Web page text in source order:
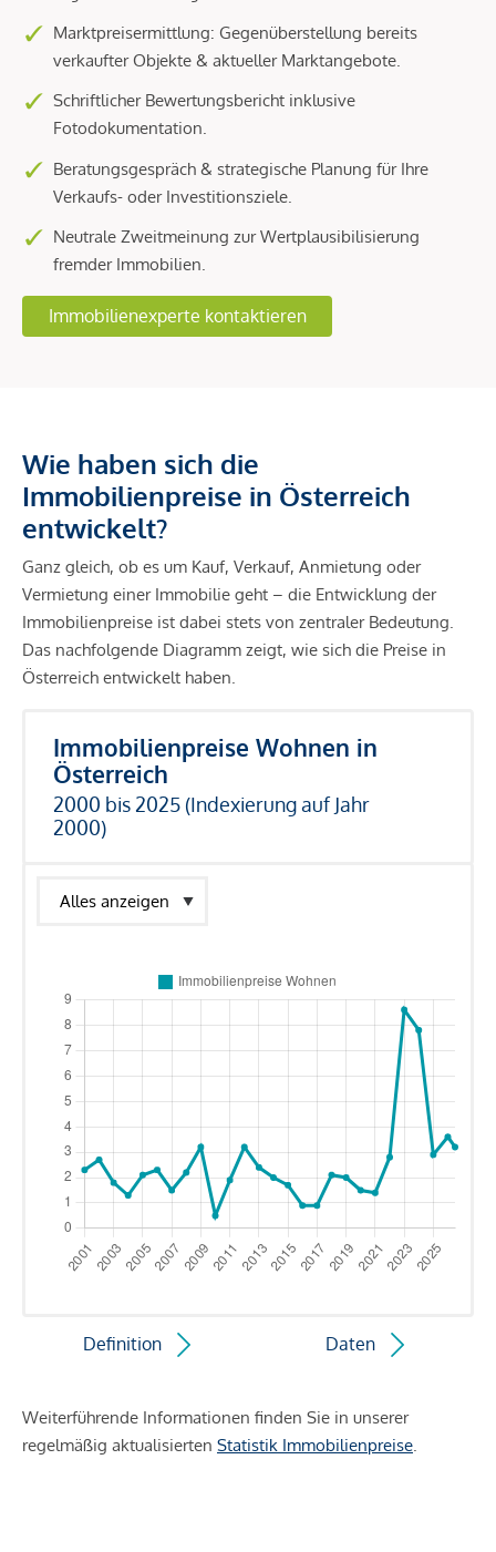
Marktpreisermittlung: Gegenüberstellung bereits
verkaufter Objekte & aktueller Marktangebote.
Schriftlicher Bewertungsbericht inklusive
Fotodokumentation.
Beratungsgespräch & strategische Planung für Ihre
Verkaufs- oder Investitionsziele.
Neutrale Zweitmeinung zur Wertplausibilisierung
fremder Immobilien.
Immobilienexperte kontaktieren
Wie haben sich die
Immobilienpreise in Österreich
entwickelt?
Ganz gleich, ob es um Kauf, Verkauf, Anmietung oder
Vermietung einer Immobilie geht – die Entwicklung der
Immobilienpreise ist dabei stets von zentraler Bedeutung.
Das nachfolgende Diagramm zeigt, wie sich die Preise in
Österreich entwickelt haben.
Immobilienpreise Wohnen in
Österreich
2000 bis 2025 (Indexierung auf Jahr
2000)
Definition Daten
Weiterführende Informationen finden Sie in unserer
regelmäßig aktualisierten Statistik Immobilienpreise